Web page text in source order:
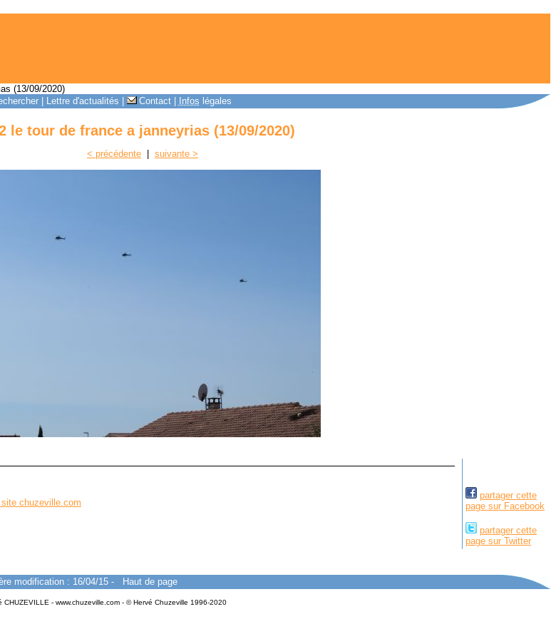
(13/09/2020)
| Lettre d'actualités Contact| Infos légales
le tour de france a janneyrias (13/09/2020)
< précédente suivante >
partager cette
page sur Facebook
partager cette
page sur Twitter
chuzeville.com
modification : 16/04/15- Haut de page
CHUZEVILLE - www.chuzeville.com - © Hervé Chuzeville 1996-2020